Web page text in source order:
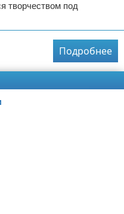
творчеством под
Подробнее